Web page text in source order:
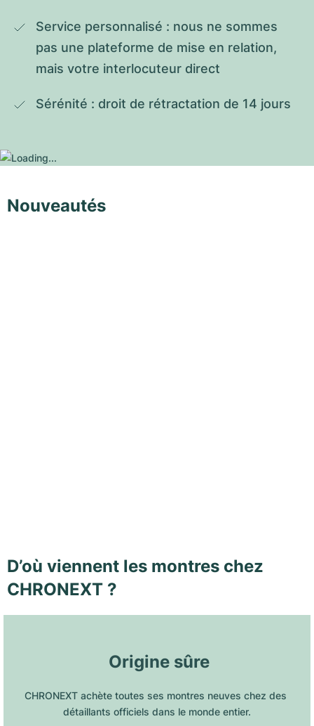
Service personnalisé : nous ne sommes
pas une plateforme de mise en relation,
mais votre interlocuteur direct
Sérénité : droit de rétractation de 14 jours
Nouveautés
D’où viennent les montres chez
CHRONEXT ?
Origine sûre
CHRONEXT achète toutes ses montres neuves chez des
détaillants officiels dans le monde entier.